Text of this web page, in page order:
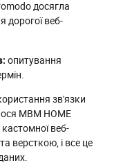
досягла
дорогої веб-
опитування
зв'язки
MBM HOME
веб-
версткою, і все це